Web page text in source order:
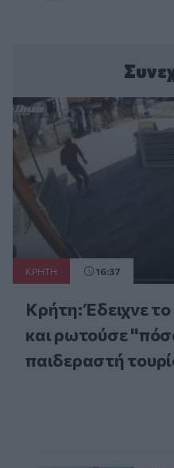
ΚΡΗΤΗ 16:37
Κρήτη: Έδειχνε
και ρωτούσε
παιδεραστή